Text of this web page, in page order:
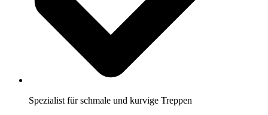
Spezialist für schmale und kurvige Treppen